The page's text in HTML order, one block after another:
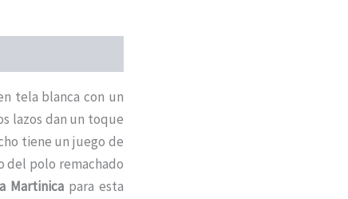
tela blanca con un
lazos dan un toque
tiene un juego de
del polo remachado
Martinica para esta